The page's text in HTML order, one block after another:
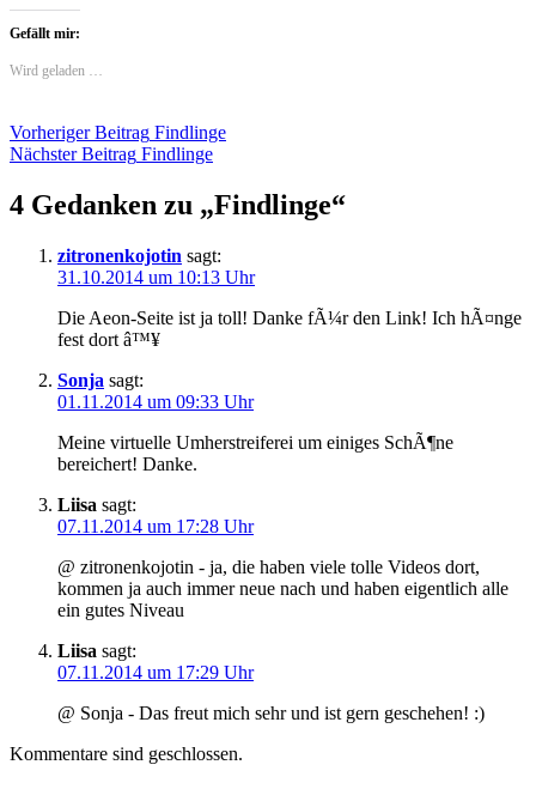
Gefällt mir:
Wird geladen …
Beitragsnavigation
Vorheriger Beitrag Findlinge
Nächster Beitrag Findlinge
4 Gedanken zu „Findlinge“
zitronenkojotin sagt:
31.10.2014 um 10:13 Uhr
Die Aeon-Seite ist ja toll! Danke fÃ¼r den Link! Ich hÃ¤nge
fest dort â™¥
Sonja sagt:
01.11.2014 um 09:33 Uhr
Meine virtuelle Umherstreiferei um einiges SchÃ¶ne
bereichert! Danke.
Liisa sagt:
07.11.2014 um 17:28 Uhr
@ zitronenkojotin - ja, die haben viele tolle Videos dort,
kommen ja auch immer neue nach und haben eigentlich alle
ein gutes Niveau
Liisa sagt:
07.11.2014 um 17:29 Uhr
@ Sonja - Das freut mich sehr und ist gern geschehen! :)
Kommentare sind geschlossen.